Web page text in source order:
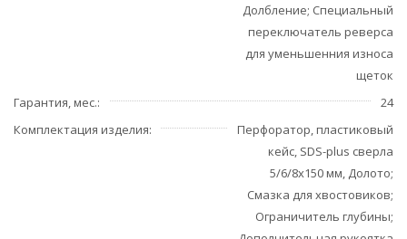
Долбление; Специальный
переключатель реверса
для уменьшенния износа
щеток
Гарантия, мес.
24
Комплектация изделия
Перфоратор, пластиковый
кейс, SDS-plus сверла
5/6/8х150 мм, Долото;
Смазка для хвостовиков;
Ограничитель глубины;